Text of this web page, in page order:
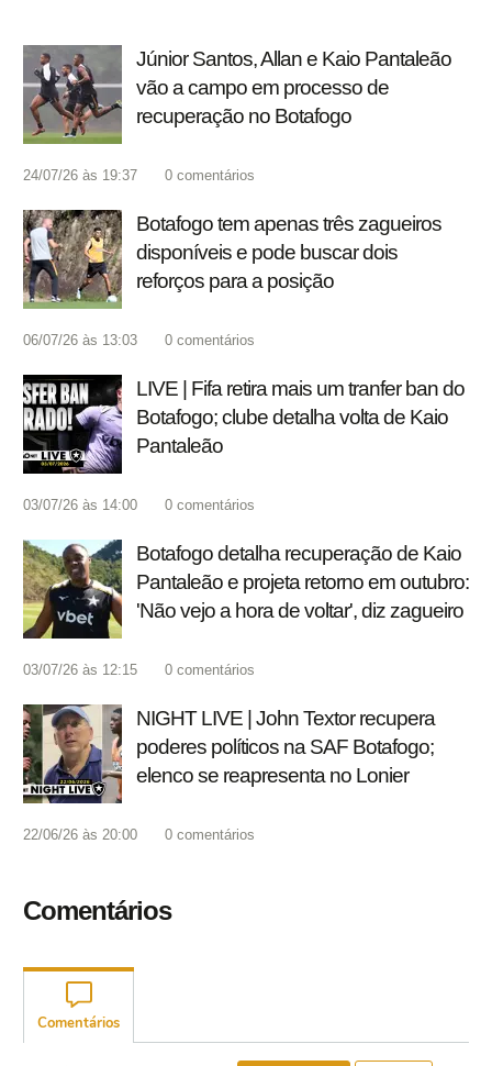
Júnior Santos, Allan e Kaio Pantaleão
vão a campo em processo de
recuperação no Botafogo
24/07/26 às 19:37 0 comentários
Botafogo tem apenas três zagueiros
disponíveis e pode buscar dois
reforços para a posição
06/07/26 às 13:03 0 comentários
LIVE | Fifa retira mais um tranfer ban do
Botafogo; clube detalha volta de Kaio
Pantaleão
03/07/26 às 14:00 0 comentários
Botafogo detalha recuperação de Kaio
Pantaleão e projeta retorno em outubro:
'Não vejo a hora de voltar', diz zagueiro
03/07/26 às 12:15 0 comentários
NIGHT LIVE | John Textor recupera
poderes políticos na SAF Botafogo;
elenco se reapresenta no Lonier
22/06/26 às 20:00 0 comentários
Comentários